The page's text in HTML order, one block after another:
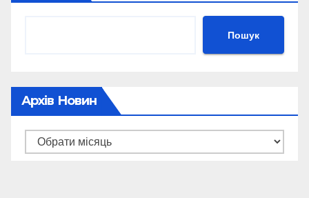
Пошук
Архів Новин
Архів